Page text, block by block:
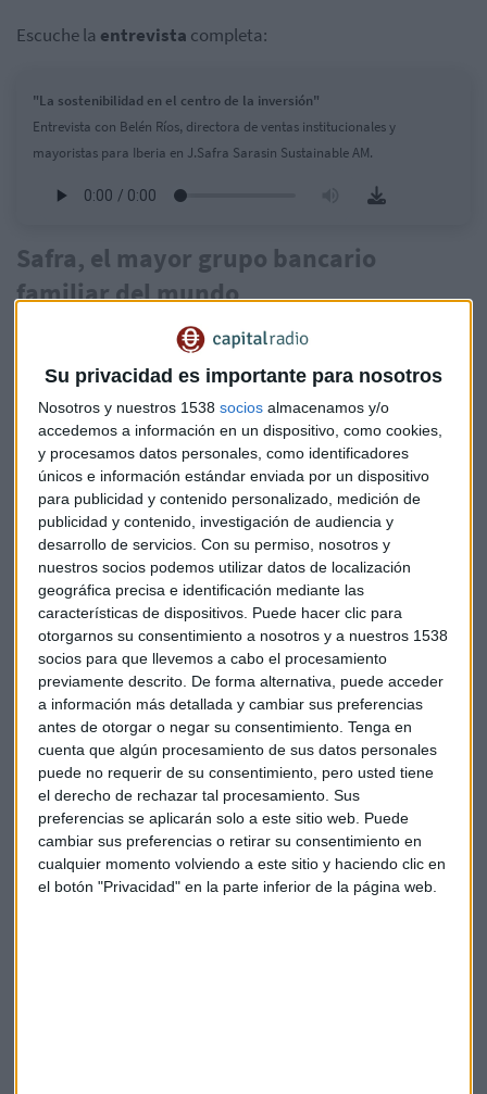
Su privacidad es importante para nosotros
Nosotros y nuestros 1538 socios almacenamos y/o
accedemos a información en un dispositivo, como cookies,
y procesamos datos personales, como identificadores
únicos e información estándar enviada por un dispositivo
para publicidad y contenido personalizado, medición de
publicidad y contenido, investigación de audiencia y
desarrollo de servicios. Con su permiso, nosotros y
nuestros socios podemos utilizar datos de localización
geográfica precisa e identificación mediante las
características de dispositivos. Puede hacer clic para
otorgarnos su consentimiento a nosotros y a nuestros 1538
socios para que llevemos a cabo el procesamiento
previamente descrito. De forma alternativa, puede acceder
a información más detallada y cambiar sus preferencias
antes de otorgar o negar su consentimiento. Tenga en
cuenta que algún procesamiento de sus datos personales
puede no requerir de su consentimiento, pero usted tiene
el derecho de rechazar tal procesamiento. Sus
preferencias se aplicarán solo a este sitio web. Puede
cambiar sus preferencias o retirar su consentimiento en
cualquier momento volviendo a este sitio y haciendo clic en
el botón "Privacidad" en la parte inferior de la página web.
Escuche la entrevista completa:
"La sostenibilidad en el centro de la inversión"
Entrevista con Belén Ríos, directora de ventas institucionales y
mayoristas para Iberia en J.Safra Sarasin Sustainable AM.
Safra, el mayor grupo bancario
familiar del mundo
"En la parte de la gestora pura gestionamos unos 50.000
millones de euros", destaca Ríos al tiempo que destaca que
se centrar en los clientes institucionales.
"No nos dedicamos a cliente final, perosí que servimos a
bancas privadaso comerciales que pueden poner nuestros
fondos en el catálogo a disposición de los clientes", cuenta y
adjunta: "El objetivo es consolidarnos en un referente en
inversión sostenible".
¿Qué esperan de la renta variable este
2024?
"Nosotros somos positivos y constructivos en renta
variable", asegura la experta. "No vemos valorizaciones
tan altas como las del año pasado, pero sí vemos potencial.
Lo que nos gusta más es la parte más defensiva de los
índices: positivos en salud, en consumo básico, y en Europa
nos gusta Suiza, más que el grueso de la eurozona". "Este
año parece que la renta fija tiene que tirar de verdad",
asegura.